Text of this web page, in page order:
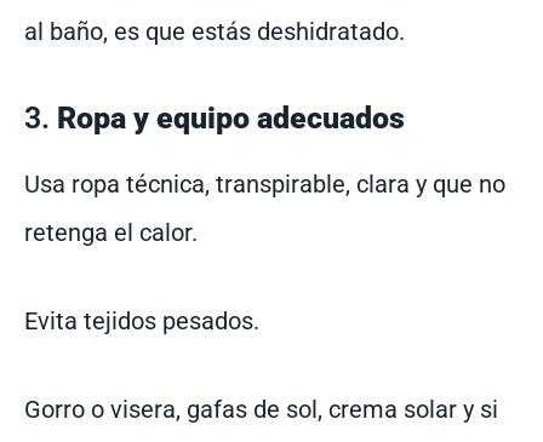
al baño, es que estás deshidratado.
3. Ropa y equipo adecuados
Usa ropa técnica, transpirable, clara y que no
retenga el calor.
Evita tejidos pesados.
Gorro o visera, gafas de sol, crema solar y si